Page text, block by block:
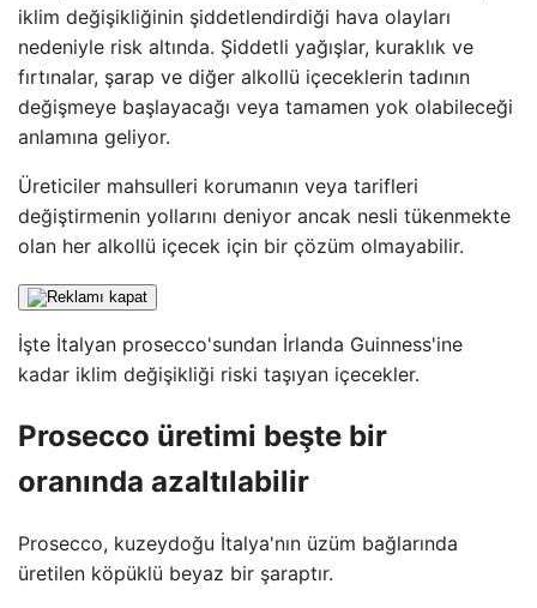
iklim değişikliğinin şiddetlendirdiği hava olayları
nedeniyle risk altında. Şiddetli yağışlar, kuraklık ve
fırtınalar, şarap ve diğer alkollü içeceklerin tadının
değişmeye başlayacağı veya tamamen yok olabileceği
anlamına geliyor.
Üreticiler mahsulleri korumanın veya tarifleri
değiştirmenin yollarını deniyor ancak nesli tükenmekte
olan her alkollü içecek için bir çözüm olmayabilir.
İşte İtalyan prosecco'sundan İrlanda Guinness'ine
kadar iklim değişikliği riski taşıyan içecekler.
Prosecco üretimi beşte bir
oranında azaltılabilir
Prosecco, kuzeydoğu İtalya'nın üzüm bağlarında
üretilen köpüklü beyaz bir şaraptır.